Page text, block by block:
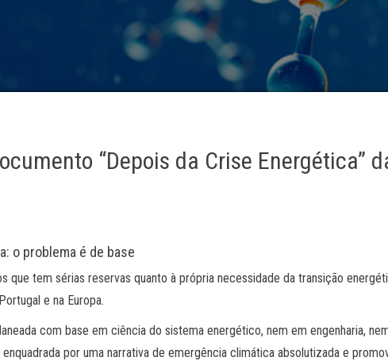
“Depois da Crise Energética”
o problema é de base
que tem sérias reservas quanto à própria necessidade da transição
e na Europa.
com base em ciência do sistema energético, nem em engenharia,
por uma narrativa de emergência climática absolutizada e